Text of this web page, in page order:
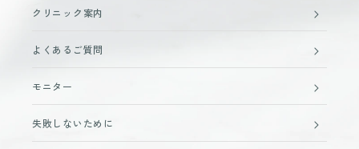
クリニック案内
よくあるご質問
モニター
失敗しないために